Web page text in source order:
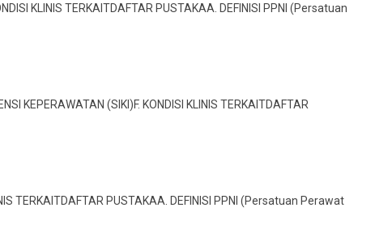
KLINIS TERKAITDAFTAR PUSTAKAA. DEFINISI PPNI (Persatuan
KEPERAWATAN (SIKI)F. KONDISI KLINIS TERKAITDAFTAR
TERKAITDAFTAR PUSTAKAA. DEFINISI PPNI (Persatuan Perawat